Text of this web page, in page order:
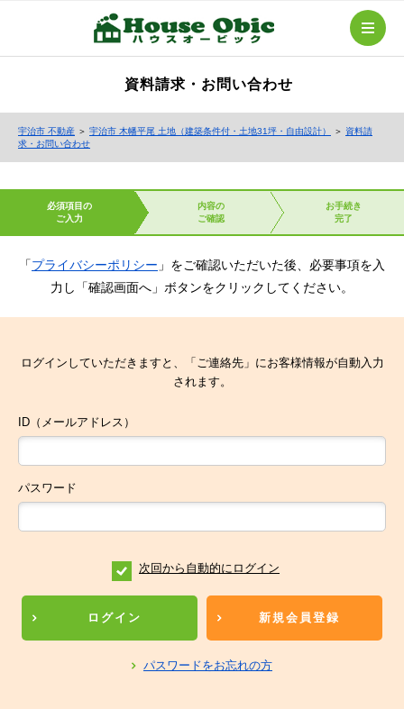
資料請求・お問い合わせ
宇治市 不動産 ＞ 宇治市 木幡平尾 土地（建築条件付・土地31坪・自由設計） ＞ 資料請
求・お問い合わせ
必須項目の
ご入力
内容の
ご確認
お手続き
完了
「プライバシーポリシー 」をご確認いただいた後、必要事項を入
力し「確認画面へ」ボタンをクリックしてください。
ログインしていただきますと、「ご連絡先」にお客様情報が自動入力
されます。
ID（メールアドレス）
パスワード
次回から自動的にログイン
ログイン 新規会員登録
パスワードをお忘れの方